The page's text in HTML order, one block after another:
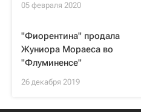
05 февраля 2020
"Фиорентина" продала
Жуниора Мораеса во
"Флуминенсе"
26 декабря 2019